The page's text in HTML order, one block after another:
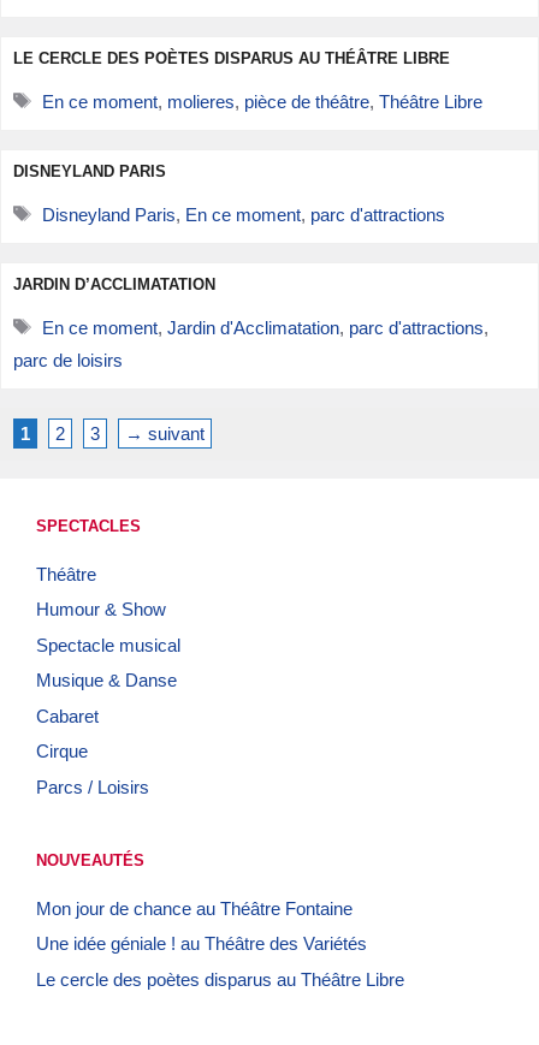
LE CERCLE DES POÈTES DISPARUS AU THÉÂTRE LIBRE
Étiquettes
En ce moment, molieres, pièce de théâtre, Théâtre Libre
DISNEYLAND PARIS
Étiquettes
Disneyland Paris, En ce moment, parc d'attractions
JARDIN D’ACCLIMATATION
Étiquettes
En ce moment, Jardin d'Acclimatation, parc d'attractions,
parc de loisirs
Page
1 Page
2 Page
3 → suivant
SPECTACLES
Théâtre
Humour & Show
Spectacle musical
Musique & Danse
Cabaret
Cirque
Parcs / Loisirs
NOUVEAUTÉS
Mon jour de chance au Théâtre Fontaine
Une idée géniale ! au Théâtre des Variétés
Le cercle des poètes disparus au Théâtre Libre